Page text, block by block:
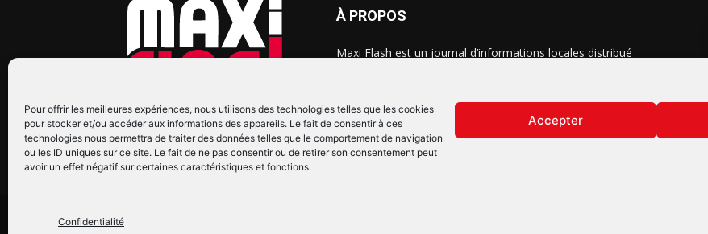
Pour offrir les meilleures expériences, nous utilisons des technologies telles que les cookies
pour stocker et/ou accéder aux informations des appareils. Le fait de consentir à ces
technologies nous permettra de traiter des données telles que le comportement de navigation
ou les ID uniques sur ce site. Le fait de ne pas consentir ou de retirer son consentement peut
avoir un effet négatif sur certaines caractéristiques et fonctions.
Accepter
Confidentialité
À PROPOS
Maxi Flash est un journal d’informations locales distribué
2022, et à Colmar, Vignoble et Plaine depuis 2023.